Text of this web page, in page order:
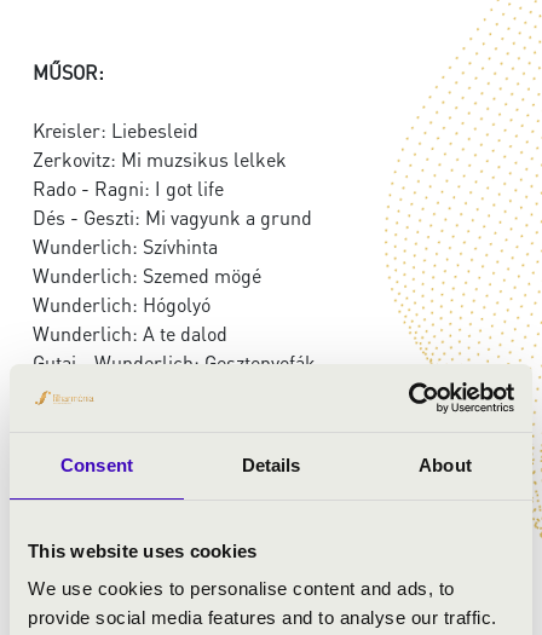
Consent Details About
This website uses cookies
We use cookies to personalise content and ads, to
provide social media features and to analyse our traffic.
MŰSOR:
Kreisler: Liebesleid
Zerkovitz: Mi muzsikus lelkek
Rado - Ragni: I got life
Dés - Geszti: Mi vagyunk a grund
Wunderlich: Szívhinta
Wunderlich: Szemed mögé
Wunderlich: Hógolyó
Wunderlich: A te dalod
Gutai - Wunderlich: Gesztenyefák
Presser - Sztevanovity: Fényév távolság
Derbenko: Carmen-collage
Jáhn: Orosz fantázia (Kéméndi Tamás átirata)